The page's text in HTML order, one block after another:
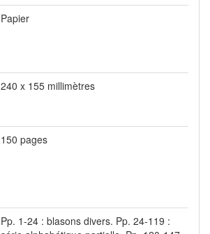
Papier
240 x 155 millimètres
150 pages
Pp. 1-24 : blasons divers. Pp. 24-119 :